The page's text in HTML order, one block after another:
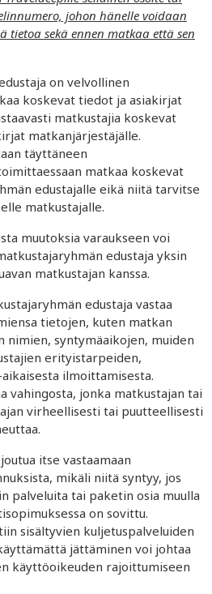
johon hänelle voidaan
sekä ennen matkaa että sen
on velvollinen
koskevat tiedot ja asiakirjat
matkustajia koskevat
matkanjärjestäjälle.
täyttäneen
matkaa koskevat
edustajalle eikä niitä tarvitse
matkustajalle.
muutoksia varaukseen voi
edustaja yksin
matkustajan kanssa.
edustaja vastaa
tietojen, kuten matkan
nimien, syntymäaikojen, muiden
erityistarpeiden,
ilmoittamisesta.
vahingosta, jonka matkustajan tai
virheellisesti tai puutteellisesti
itse vastaamaan
mikäli niitä syntyy, jos
palveluita tai paketin osia muulla
on sovittu.
sisältyvien kuljetuspalveluiden
jättäminen voi johtaa
käyttöoikeuden rajoittumiseen